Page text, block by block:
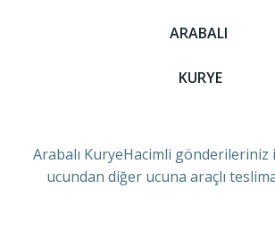
ARABALI
KURYE
Arabalı KuryeHacimli
ucundan diğer ucuna araçlı